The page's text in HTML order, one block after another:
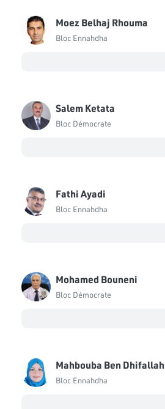
Moez Belhaj Rhouma
Bloc Ennahdha
Salem Ketata
Bloc Démocrate
Fathi Ayadi
Bloc Ennahdha
Mohamed Bouneni
Bloc Démocrate
Mahbouba Ben Dhifallah
Bloc Ennahdha